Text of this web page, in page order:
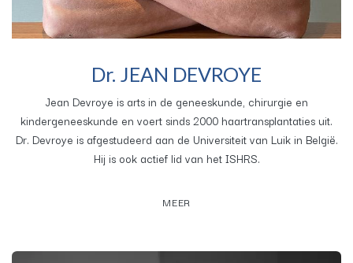
Dr. JEAN DEVROYE
Jean Devroye is arts in de geneeskunde, chirurgie en
kindergeneeskunde en voert sinds 2000 haartransplantaties uit.
Dr. Devroye is afgestudeerd aan de Universiteit van Luik in België.
Hij is ook actief lid van het ISHRS.
MEER